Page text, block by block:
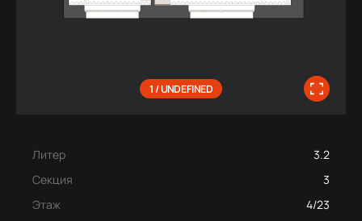
1 / UNDEFINED
Литер
3.2
Секция
3
Этаж
4/23